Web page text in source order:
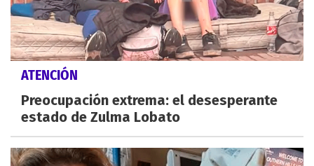
ATENCIÓN
Preocupación extrema: el desesperante
estado de Zulma Lobato